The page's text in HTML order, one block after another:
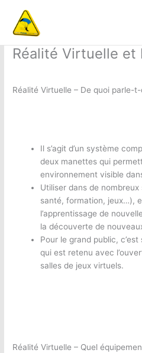
contenu
Réalité Virtuelle et
Réalité Virtuelle – De quoi parle-t-
Il s’agit d’un système
deux manettes qui
environnement visible
Utiliser dans de
santé, formation, jeux…),
l’apprentissage de
la découverte de
Pour le grand public,
qui est retenu avec
salles de jeux virtuels.
Réalité Virtuelle – Quel